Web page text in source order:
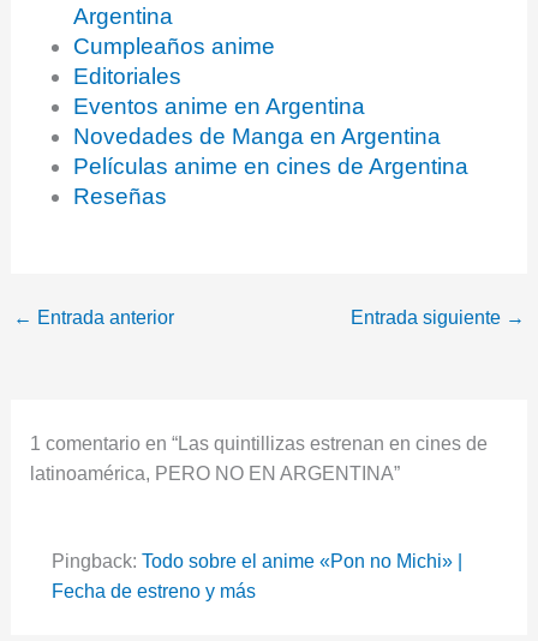
Argentina
Cumpleaños anime
Editoriales
Eventos anime en Argentina
Novedades de Manga en Argentina
Películas anime en cines de Argentina
Reseñas
← Entrada anterior Entrada siguiente →
1 comentario en “Las quintillizas estrenan en cines de
latinoamérica, PERO NO EN ARGENTINA”
Pingback: Todo sobre el anime «Pon no Michi» |
Fecha de estreno y más